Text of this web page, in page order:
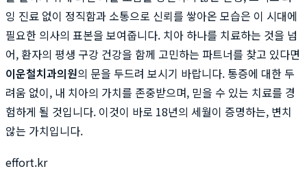
잉 진료 없이 정직함과 소통으로 신뢰를 쌓아온 모습은 이 시대에
필요한 의사의 표본을 보여줍니다. 치아 하나를 치료하는 것을 넘
어, 환자의 평생 구강 건강을 함께 고민하는 파트너를 찾고 있다면
이운철치과의원의 문을 두드려 보시기 바랍니다. 통증에 대한 두
려움 없이, 내 치아의 가치를 존중받으며, 믿을 수 있는 치료를 경
험하게 될 것입니다. 이것이 바로 18년의 세월이 증명하는, 변치
않는 가치입니다.
effort.kr